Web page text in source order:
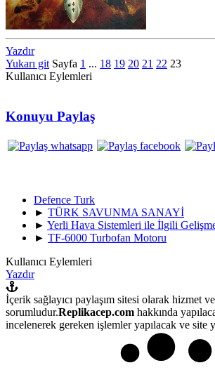
Yazdır
Yukarı git Sayfa 1 ... 18 19 20 21 22 23
Kullanıcı Eylemleri
Konuyu Paylaş
Defence Turk
► TÜRK SAVUNMA SANAYİ
► Yerli Hava Sistemleri ile İlgili
► TF-6000 Turbofan Motoru
Kullanıcı Eylemleri
Yazdır
İçerik sağlayıcı paylaşım sitesi olarak hizmet
sorumludur.Replikacep.com hakkında
incelenerek gereken işlemler yapılacak ve